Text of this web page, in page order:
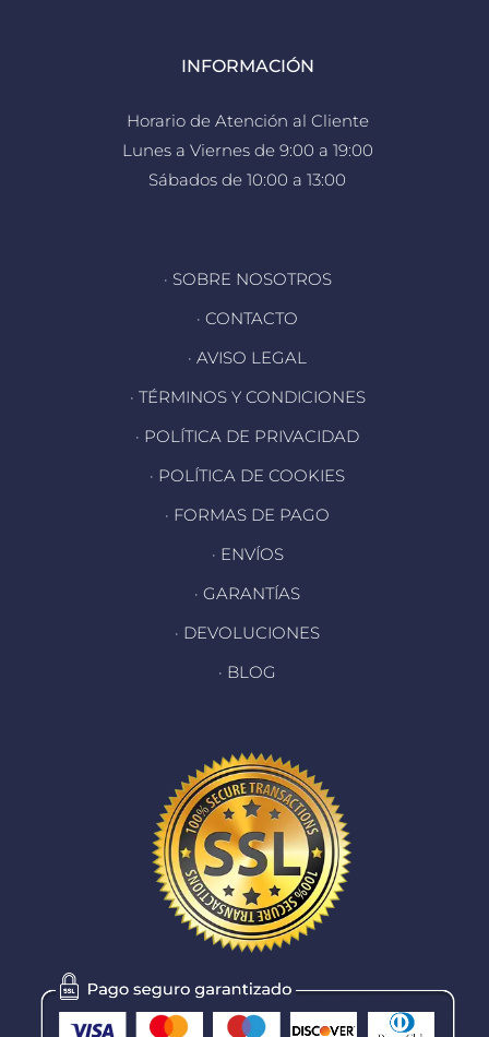
INFORMACIÓN
Horario de Atención al Cliente
Lunes a Viernes de 9:00 a 19:00
Sábados de 10:00 a 13:00
· SOBRE NOSOTROS
· CONTACTO
· AVISO LEGAL
· TÉRMINOS Y CONDICIONES
· POLÍTICA DE PRIVACIDAD
· POLÍTICA DE COOKIES
· FORMAS DE PAGO
· ENVÍOS
· GARANTÍAS
· DEVOLUCIONES
· BLOG